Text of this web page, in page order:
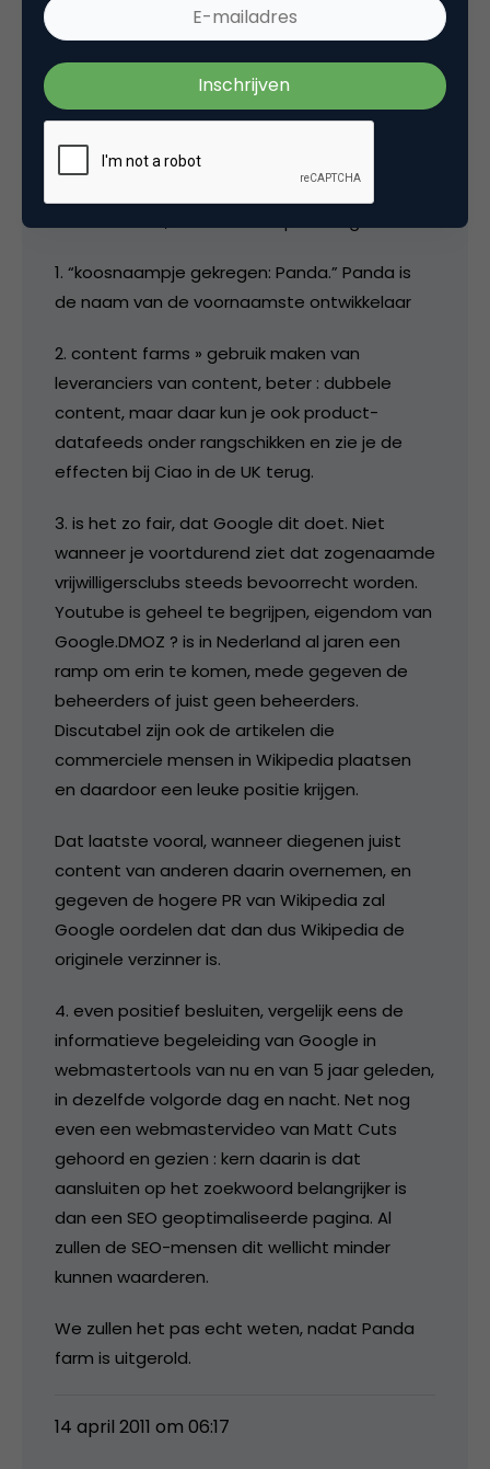
14 april 2011 om 06:09
Ruud
1. “koosnaampje gekregen: Panda.” Panda is
de naam van de voornaamste ontwikkelaar
2. content farms » gebruik maken van
leveranciers van content, beter : dubbele
content, maar daar kun je ook product-
datafeeds onder rangschikken en zie je de
effecten bij Ciao in de UK terug.
3. is het zo fair, dat Google dit doet. Niet
wanneer je voortdurend ziet dat zogenaamde
vrijwilligersclubs steeds bevoorrecht worden.
Youtube is geheel te begrijpen, eigendom van
Google.DMOZ ? is in Nederland al jaren een
ramp om erin te komen, mede gegeven de
beheerders of juist geen beheerders.
Discutabel zijn ook de artikelen die
commerciele mensen in Wikipedia plaatsen
en daardoor een leuke positie krijgen.
Dat laatste vooral, wanneer diegenen juist
content van anderen daarin overnemen, en
gegeven de hogere PR van Wikipedia zal
Google oordelen dat dan dus Wikipedia de
originele verzinner is.
4. even positief besluiten, vergelijk eens de
informatieve begeleiding van Google in
webmastertools van nu en van 5 jaar geleden,
in dezelfde volgorde dag en nacht. Net nog
even een webmastervideo van Matt Cuts
gehoord en gezien : kern daarin is dat
aansluiten op het zoekwoord belangrijker is
dan een SEO geoptimaliseerde pagina. Al
zullen de SEO-mensen dit wellicht minder
kunnen waarderen.
We zullen het pas echt weten, nadat Panda
farm is uitgerold.
14 april 2011 om 06:17